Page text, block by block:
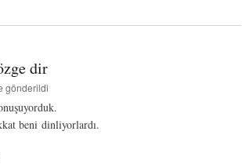
hakkında
dir
gönderildi
beni dinliyorlardı.